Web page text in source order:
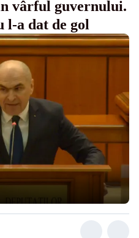
vârful guvernului.
l-a dat de gol